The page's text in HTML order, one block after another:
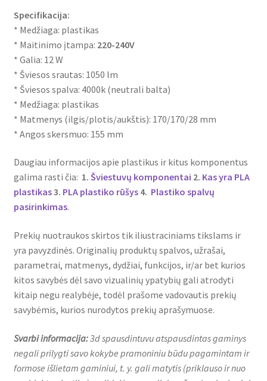
Specifikacija:
* Medžiaga: plastikas
* Maitinimo įtampa: 220-240V
* Galia: 12 W
* Šviesos srautas: 1050 lm
* Šviesos spalva: 4000k (neutrali balta)
* Medžiaga: plastikas
* Matmenys (ilgis/plotis/aukštis): 170/170/28 mm
* Angos skersmuo: 155 mm
Daugiau informacijos apie plastikus ir kitus komponentus
galima rasti čia: 1. Šviestuvų komponentai 2. Kas yra PLA
plastikas3. PLA plastiko rūšys4. Plastiko spalvų
pasirinkimas.
Prekių nuotraukos skirtos tik iliustraciniams tikslams ir
yra pavyzdinės. Originalių produktų spalvos, užrašai,
parametrai, matmenys, dydžiai, funkcijos, ir/ar bet kurios
kitos savybės dėl savo vizualinių ypatybių gali atrodyti
kitaip negu realybėje, todėl prašome vadovautis prekių
savybėmis, kurios nurodytos prekių aprašymuose.
Svarbi informacija:3d spausdintuvu atspausdintas gaminys
negali prilygti savo kokybe pramoniniu būdu pagamintam ir
formose išlietam gaminiui, t. y. gali matytis (priklauso ir nuo